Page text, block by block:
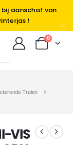
bij aanschaf van
!
0
Truien
VIS